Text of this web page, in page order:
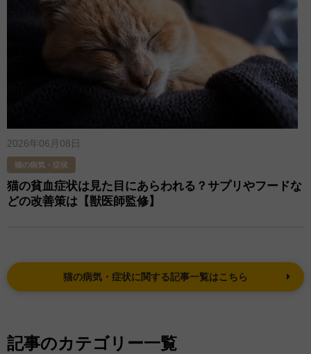
2026年06月08日
猫の病気・症状
猫の貧血症状は見た目にあらわれる？サプリやフードな
どの改善策は【獣医師監修】
猫の病気・症状に関する記事一覧はこちら
記事のカテゴリー一覧